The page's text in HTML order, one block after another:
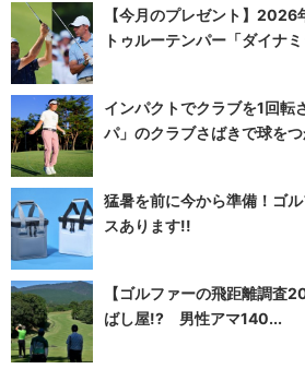
【今月のプレゼント】2026
トゥルーテンパー「ダイナ
インパクトでクラブを1回転
パ」のクラブさばきで球を
猛暑を前に今から準備！ゴ
スあります!!
【ゴルファーの飛距離調
ばし屋!? 男性アマ140...